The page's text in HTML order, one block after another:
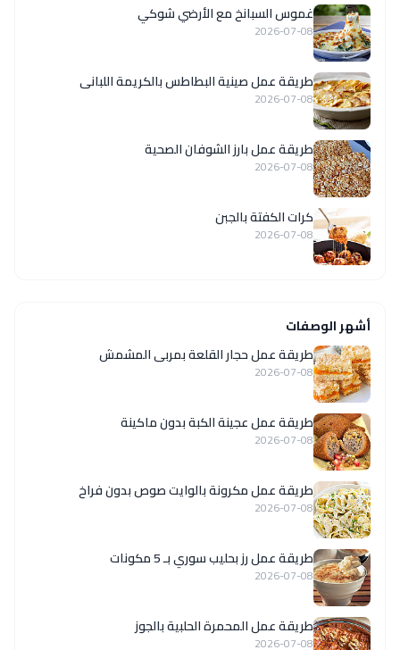
غموس السبانخ مع الأرضي شوكي
2026-07-08
طريقة عمل صينية البطاطس بالكريمة اللبانى
2026-07-08
طريقة عمل بارز الشوفان الصحية
2026-07-08
كرات الكفتة بالجبن
2026-07-08
أشهر الوصفات
طريقة عمل حجار القلعة بمربى المشمش
2026-07-08
طريقة عمل عجينة الكبة بدون ماكينة
2026-07-08
طريقة عمل مكرونة بالوايت صوص بدون فراخ
2026-07-08
طريقة عمل رز بحليب سوري بـ 5 مكونات
2026-07-08
طريقة عمل المحمرة الحلبية بالجوز
2026-07-08